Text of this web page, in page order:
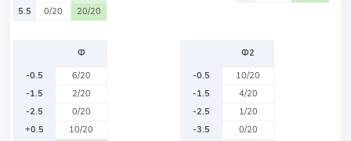
5.5
0/20 20/20
Ф
-0.5
6/20
-1.5
2/20
-2.5
0/20
+0.5
10/20
Ф2
-0.5
10/20
-1.5
4/20
-2.5
1/20
-3.5
0/20